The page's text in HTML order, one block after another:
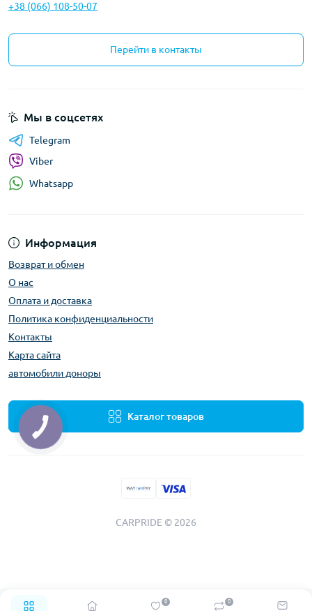
0 0
+38 (066) 108-50-07
Перейти в контакты
Информация
Возврат и обмен
О нас
Оплата и доставка
Политика конфиденциальности
Контакты
Карта сайта
автомобили доноры
Каталог товаров
Мы в соцсетях
Telegram
Viber
Whatsapp
CARPRIDE © 2026